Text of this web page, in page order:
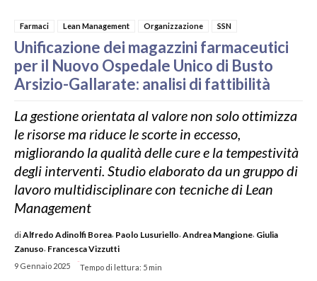
Farmaci Lean Management Organizzazione SSN
Unificazione dei magazzini farmaceutici
per il Nuovo Ospedale Unico di Busto
Arsizio-Gallarate: analisi di fattibilità
La gestione orientata al valore non solo ottimizza
le risorse ma riduce le scorte in eccesso,
migliorando la qualità delle cure e la tempestività
degli interventi. Studio elaborato da un gruppo di
lavoro multidisciplinare con tecniche di Lean
Management
diAlfredo Adinolfi Borea Paolo Lusuriello Andrea Mangione Giulia
Zanuso Francesca Vizzutti
9 Gennaio 2025
-
Tempo di lettura: 5 min